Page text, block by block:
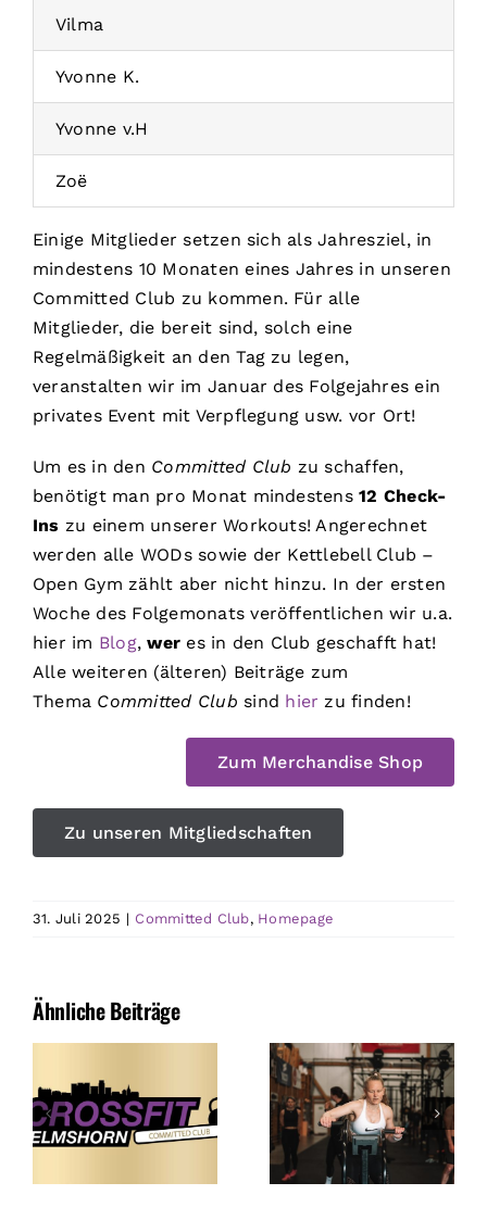
Vilma
Yvonne K.
Yvonne v.H
Zoë
Einige Mitglieder setzen sich als Jahresziel, in
mindestens 10 Monaten eines Jahres in unseren
Committed Club zu kommen. Für alle
Mitglieder, die bereit sind, solch eine
Regelmäßigkeit an den Tag zu legen,
veranstalten wir im Januar des Folgejahres ein
privates Event mit Verpflegung usw. vor Ort!
Um es in den Committed Club zu schaffen,
benötigt man pro Monat mindestens12 Check-
Ins zu einem unserer Workouts! Angerechnet
werden alle WODs sowie der Kettlebell Club –
Open Gym zählt aber nicht hinzu. In der ersten
Woche des Folgemonats veröffentlichen wir u.a.
hier im Blog,wer es in den Club geschafft hat!
Alle weiteren (älteren) Beiträge zum
Thema Committed Club sind hier zu finden!
Zum Merchandise Shop
Zu unseren Mitgliedschaften
31. Juli 2025 | Committed Club, Homepage
Ähnliche Beiträge